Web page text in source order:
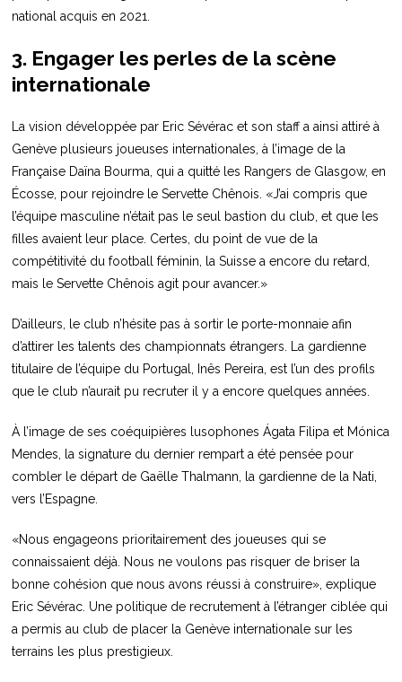
national acquis en 2021.
3. Engager les perles de la scène
internationale
La vision développée par Eric Sévérac et son staff a ainsi attiré à
Genève plusieurs joueuses internationales, à l’image de la
Française Daïna Bourma, qui a quitté les Rangers de Glasgow, en
Écosse, pour rejoindre le Servette Chênois. «J’ai compris que
l’équipe masculine n’était pas le seul bastion du club, et que les
filles avaient leur place. Certes, du point de vue de la
compétitivité du football féminin, la Suisse a encore du retard,
mais le Servette Chênois agit pour avancer.»
D’ailleurs, le club n’hésite pas à sortir le porte-monnaie afin
d’attirer les talents des championnats étrangers. La gardienne
titulaire de l’équipe du Portugal, Inês Pereira, est l’un des profils
que le club n’aurait pu recruter il y a encore quelques années.
À l’image de ses coéquipières lusophones Ágata Filipa et Mónica
Mendes, la signature du dernier rempart a été pensée pour
combler le départ de Gaëlle Thalmann, la gardienne de la Nati,
vers l’Espagne.
«Nous engageons prioritairement des joueuses qui se
connaissaient déjà. Nous ne voulons pas risquer de briser la
bonne cohésion que nous avons réussi à construire», explique
Eric Sévérac. Une politique de recrutement à l’étranger ciblée qui
a permis au club de placer la Genève internationale sur les
terrains les plus prestigieux.